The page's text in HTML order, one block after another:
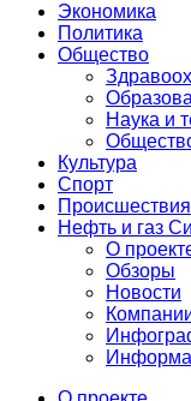
Экономика
Политика
Общество
Наука и
Культура
Спорт
Происшествия
Нефть и газ
О
Обзоры
Новости